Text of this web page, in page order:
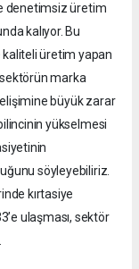
denetimsiz üretim
kalıyor. Bu
üretim yapan
marka
büyük zarar
yükselmesi
söyleyebiliriz.
kırtasiye
ulaşması, sektör